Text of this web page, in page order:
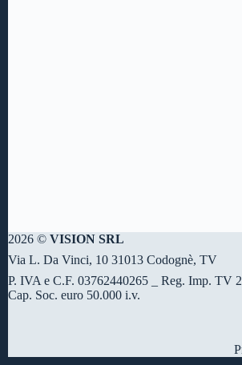
2026 © VISION SRL
Via L. Da Vinci, 10 31013 Codognè, TV
P. IVA e C.F. 03762440265 _ Reg. Imp. TV
Cap. Soc. euro 50.000 i.v.